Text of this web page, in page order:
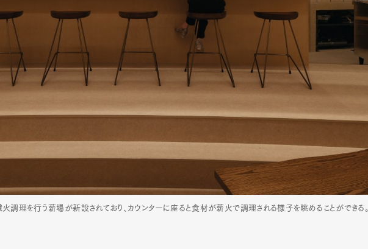
火調理を行う薪場が新設されており、カウンターに座ると食材が薪火で調理される様子を眺めることができる。